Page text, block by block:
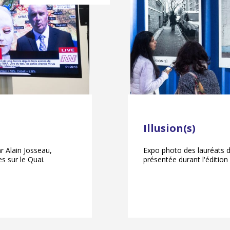
Alain Josseau,
sur le Quai.
Illusion(s)
Expo photo des lauréats
présentée durant